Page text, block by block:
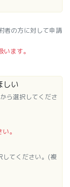
者の方に対して申請
ます。
しい
ら選択してくださ
。
してください。(複